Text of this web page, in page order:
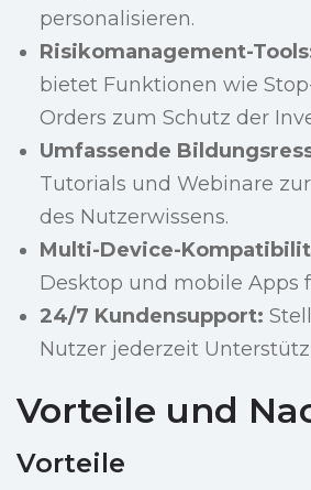
personalisieren.
Risikomanagement-
bietet Funktionen wie
Orders zum Schutz der
Umfassende
Tutorials und Webinare
des Nutzerwissens.
Multi-Device-
Desktop und mobile Apps
24/7 Kundensupport:
Nutzer jederzeit
Vorteile und
Vorteile